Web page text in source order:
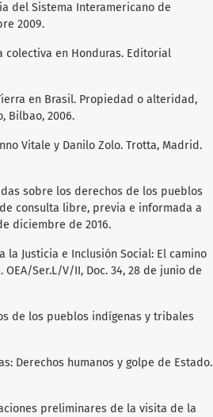
del Sistema Interamericano de
2009.
colectiva en Honduras. Editorial
en Brasil. Propiedad o alteridad,
Bilbao, 2006.
Vitale y Danilo Zolo. Trotta, Madrid.
sobre los derechos de los pueblos
consulta libre, previa e informada a
diciembre de 2016.
la Justicia e Inclusión Social: El camino
Ser.L/V/II, Doc. 34, 28 de junio de
de los pueblos indígenas y tribales
Derechos humanos y golpe de Estado.
preliminares de la visita de la